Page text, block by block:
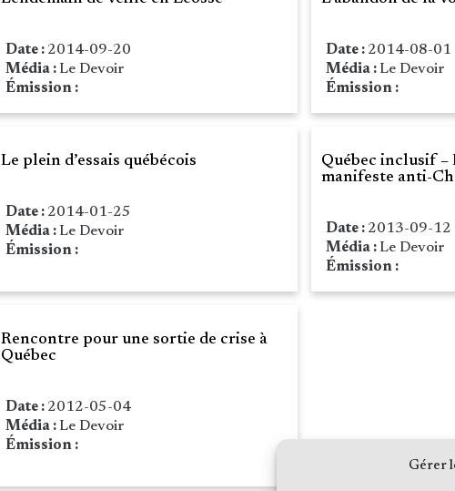
Gérer
Date : 2014-09-20
Média : Le Devoir
Émission :
Date : 2014-08-01
Média : Le Devoir
Émission :
Le plein d’essais québécois
Date : 2014-01-25
Média : Le Devoir
Émission :
Québec inclusif –
manifeste anti-
Date : 2013-09-12
Média : Le Devoir
Émission :
Rencontre pour une sortie de crise à
Québec
Date : 2012-05-04
Média : Le Devoir
Émission :